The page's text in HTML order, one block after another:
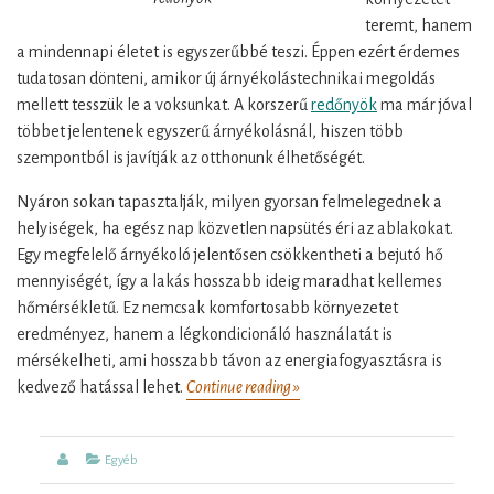
teremt, hanem
a mindennapi életet is egyszerűbbé teszi. Éppen ezért érdemes
tudatosan dönteni, amikor új árnyékolástechnikai megoldás
mellett tesszük le a voksunkat. A korszerű redőnyökma már jóval
többet jelentenek egyszerű árnyékolásnál, hiszen több
szempontból is javítják az otthonunk élhetőségét.
Nyáron sokan tapasztalják, milyen gyorsan felmelegednek a
helyiségek, ha egész nap közvetlen napsütés éri az ablakokat.
Egy megfelelő árnyékoló jelentősen csökkentheti a bejutó hő
mennyiségét, így a lakás hosszabb ideig maradhat kellemes
hőmérsékletű. Ez nemcsak komfortosabb környezetet
eredményez, hanem a légkondicionáló használatát is
mérsékelheti, ami hosszabb távon az energiafogyasztásra is
kedvező hatással lehet. Continue reading »
kényelmet
AuthorCategories
Egyéb